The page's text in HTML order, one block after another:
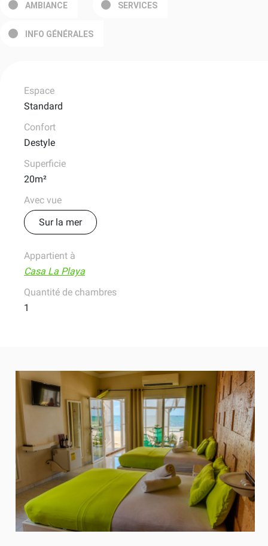
AMBIANCE SERVICES
INFO GÉNÉRALES
Avec vue
Sur la mer
Appartient à
Casa La Playa
Quantité de chambres
1
Espace
Standard
Confort
Destyle
Superficie
20m²